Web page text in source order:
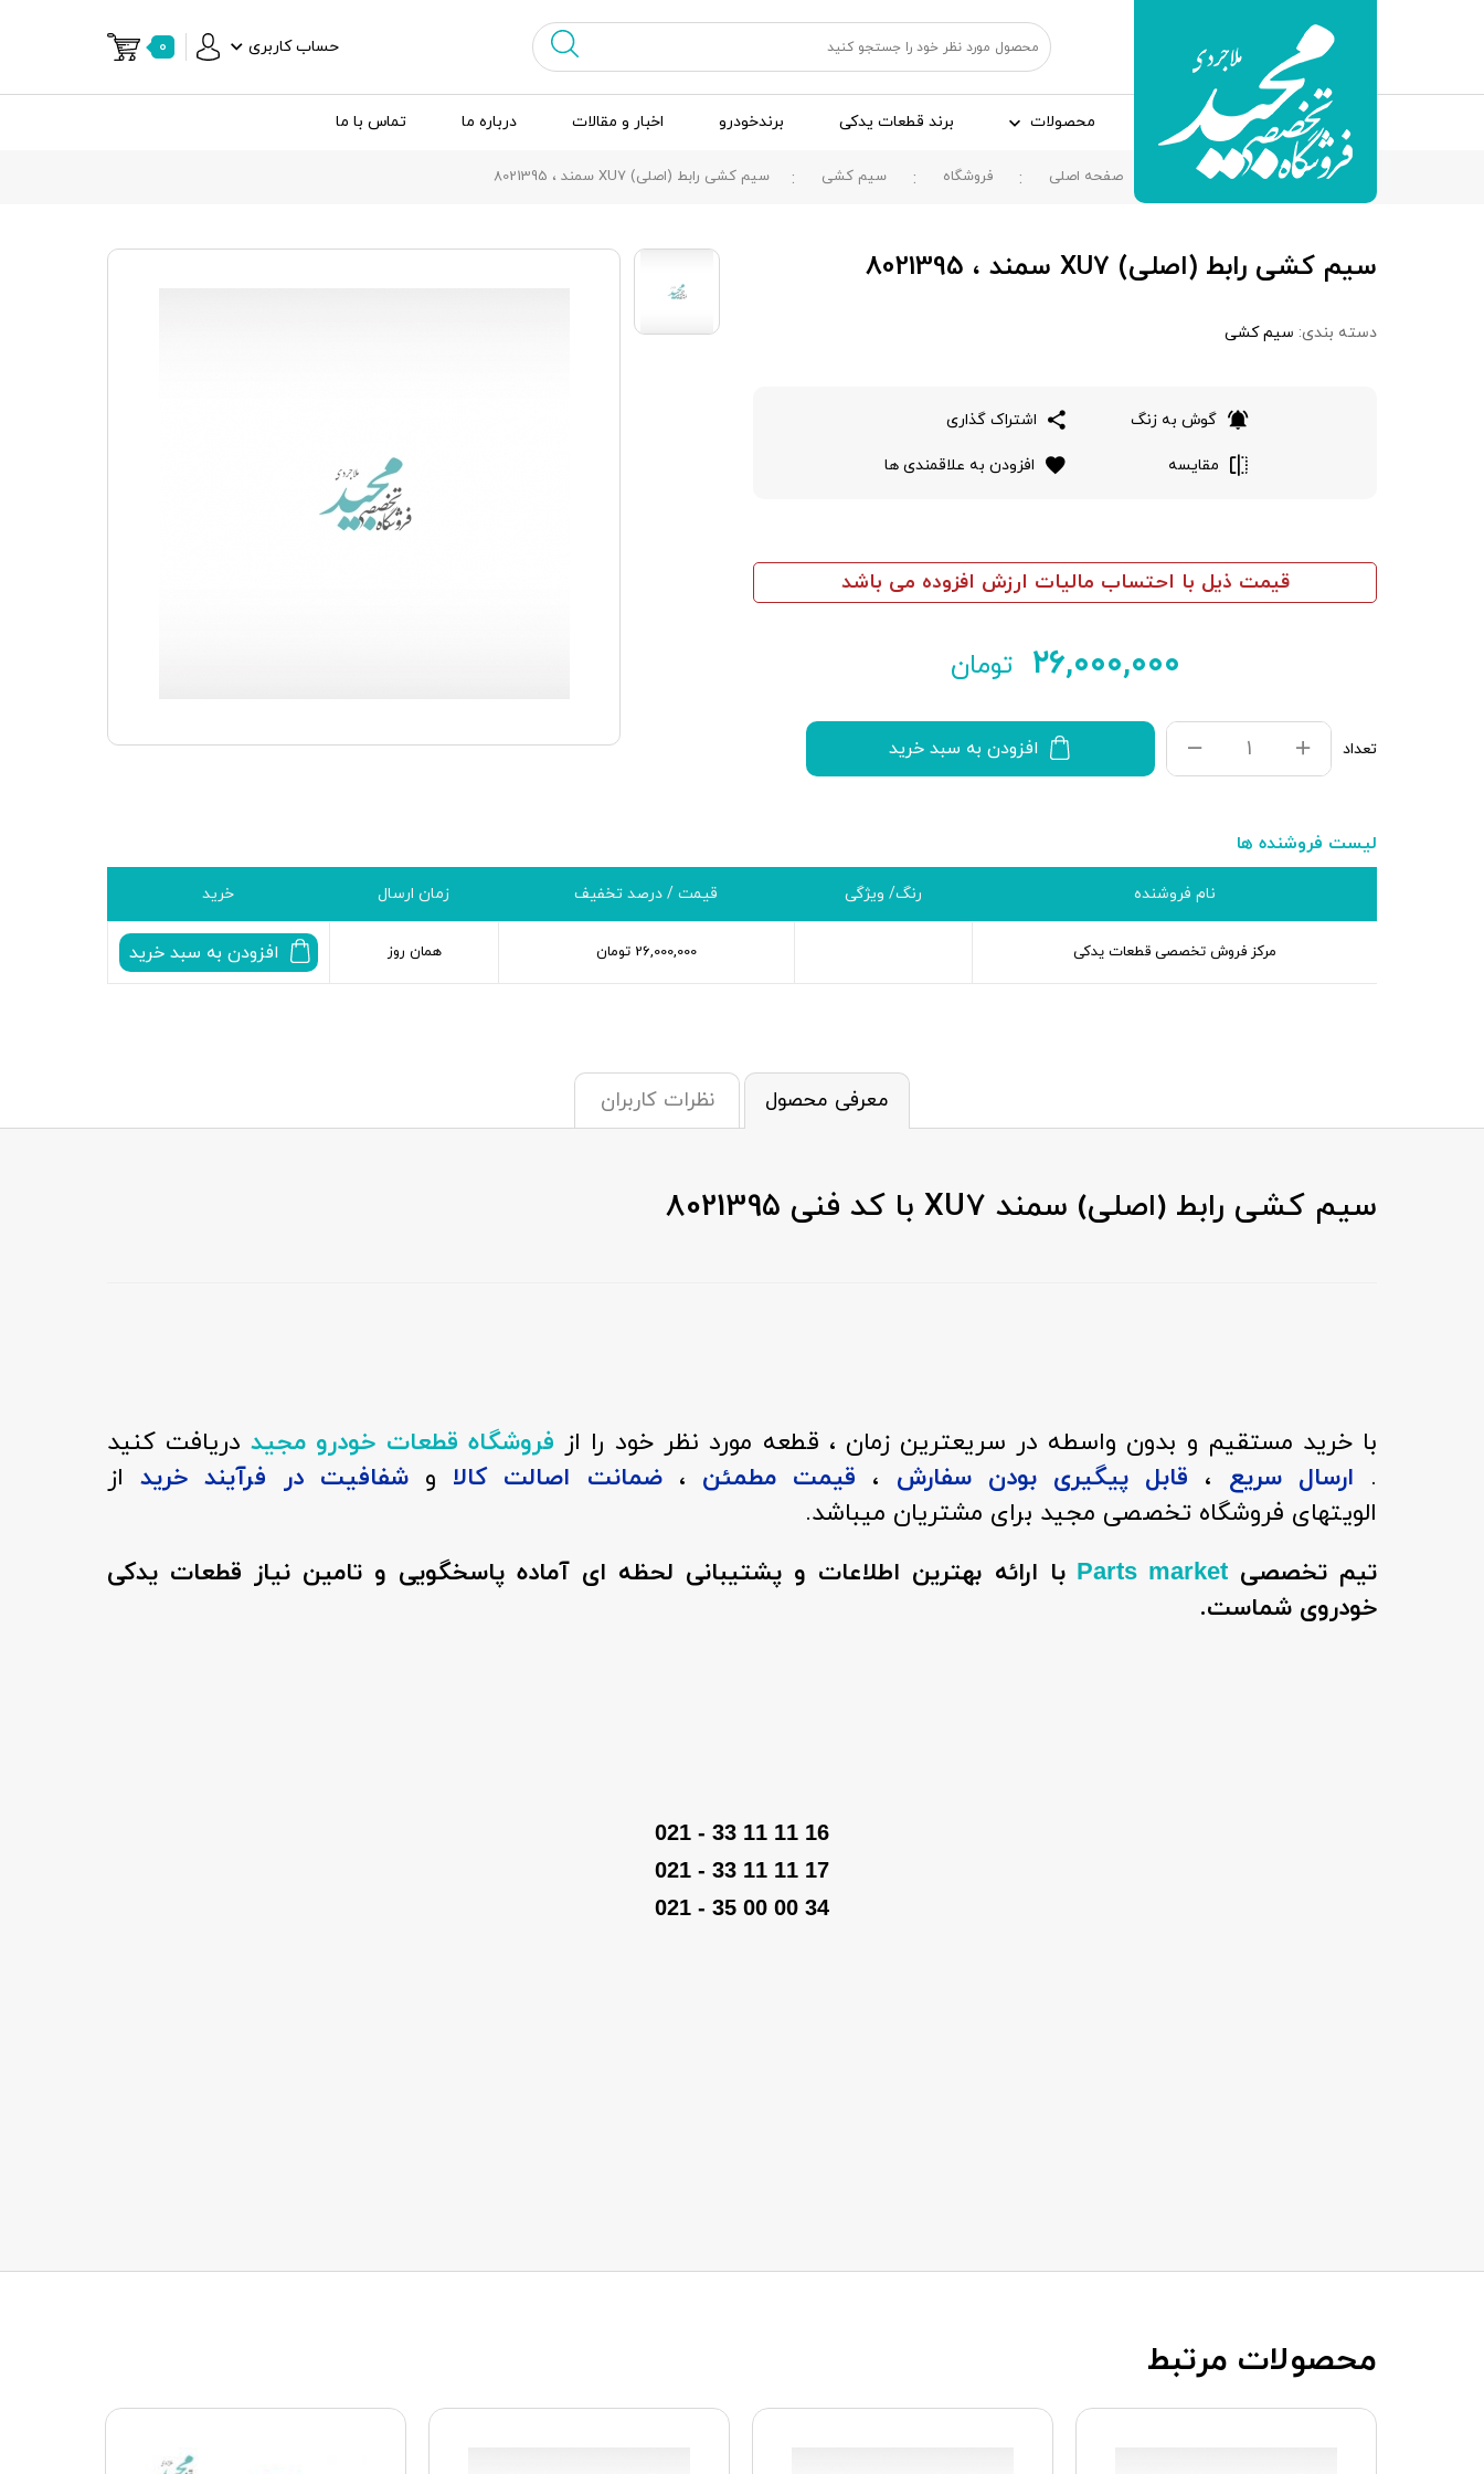
حساب کاربری ۰
محصولات برند قطعات یدکی برندخودرو اخبار و مقالات درباره ما تماس با ما
صفحه اصلی فروشگاه سیم کشی سیم کشی رابط (اصلی) XU7 سمند ، 8021395
سیم کشی رابط (اصلی) XU7 سمند ، 8021395
دسته بندی: سیم کشی
گوش به زنگ اشتراک گذاری
مقایسه افزودن به علاقمندی ها
قیمت ذیل با احتساب مالیات ارزش افزوده می باشد
۲۶,۰۰۰,۰۰۰ تومان
تعداد افزودن به سبد خرید
لیست فروشنده ها
نام فروشنده رنگ/ ویژگی قیمت / درصد تخفیف زمان ارسال خرید
مرکز فروش تخصصی قطعات یدکی 26,000,000 تومان همان روز افزودن به سبد خرید
معرفی محصول نظرات کاربران
سیم کشی رابط (اصلی) سمند XU7 با کد فنی 8021395
با خرید مستقیم و بدون واسطه در سریعترین زمان ، قطعه مورد نظر خود را از فروشگاه قطعات خودرو مجید دریافت کنید
. ارسال سریع ، قابل پیگیری بودن سفارش ، قیمت مطمئن ، ضمانت اصالت کالا و شفافیت در فرآیند خرید از
الویتهای فروشگاه تخصصی مجید برای مشتریان میباشد.
تیم تخصصی Parts market با ارائه بهترین اطلاعات و پشتیبانی لحظه ای آماده پاسخگویی و تامین نیاز قطعات یدکی
خودروی شماست.
16 11 11 33 - 021
17 11 11 33 - 021
34 00 00 35 - 021
محصولات مرتبط